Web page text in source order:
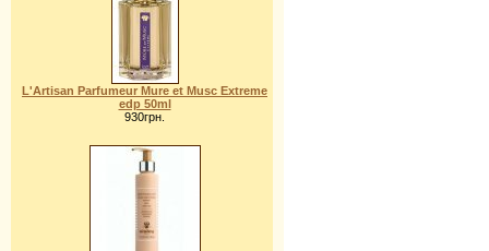
L'Artisan Parfumeur Mure et Musc Extreme
edp 50ml
930грн.